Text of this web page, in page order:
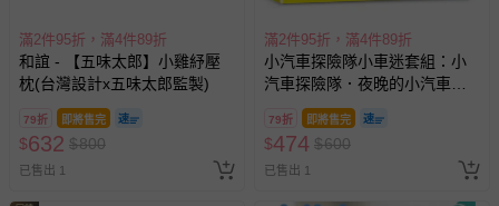
滿2件95折，滿4件89折
和誼 - 【五味太郎】小雞紓壓
枕(台灣設計x五味太郎監製)
79折 即將售完
$632 $800
已售出 1
滿2件95折，滿4件89折
小汽車探險隊小車迷套組：小
汽車探險隊．夜晚的小汽車探
險隊（加贈7張小汽車貼紙）
79折 即將售完
$474 $600
已售出 1